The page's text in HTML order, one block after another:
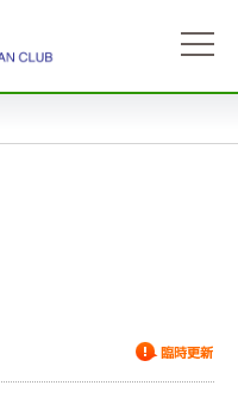
ベント
プ
ログイン
の方